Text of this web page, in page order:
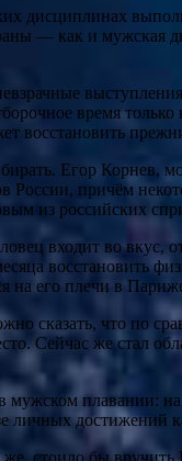
дисциплинах
— как и мужская
время
восстановить
Егор Корнев,
России, причём
из российских
входит во
на его плечи в
сказать, что по
Сейчас же стал
плавании:
личных достижений
стоило бы